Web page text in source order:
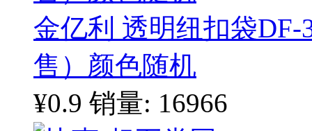
金亿利 透明纽扣袋DF-
售）颜色随机
¥0.9 销量: 16966